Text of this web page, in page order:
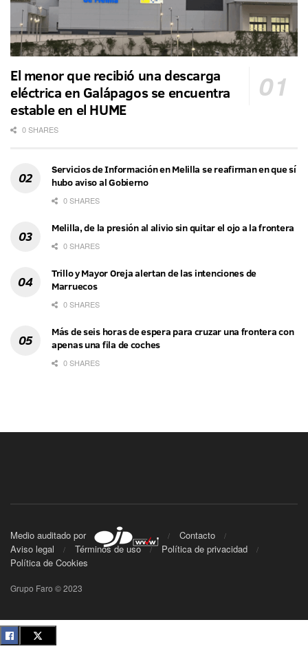
El menor que recibió una descarga
eléctrica en Galápagos se encuentra
estable en el HUME
0 SHARES
Servicios de Información en Melilla se reafirman en que sí
hubo aviso al Gobierno
0 SHARES
Melilla, de la presión al alivio sin quitar el ojo a la frontera
0 SHARES
Trillo y Mayor Oreja alertan de las intenciones de
Marruecos
0 SHARES
Más de seis horas de espera para cruzar una frontera con
apenas una fila de coches
0 SHARES
Medio auditado por
Contacto
Aviso legal
Términos de uso
Política de privacidad
Política de Cookies
Grupo Faro © 2023